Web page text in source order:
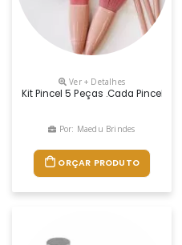
Ver + Detalhes
Kit Pincel 5 Peças .cada Pincel
Por: Maedu Brindes
ORÇAR PRODUTO